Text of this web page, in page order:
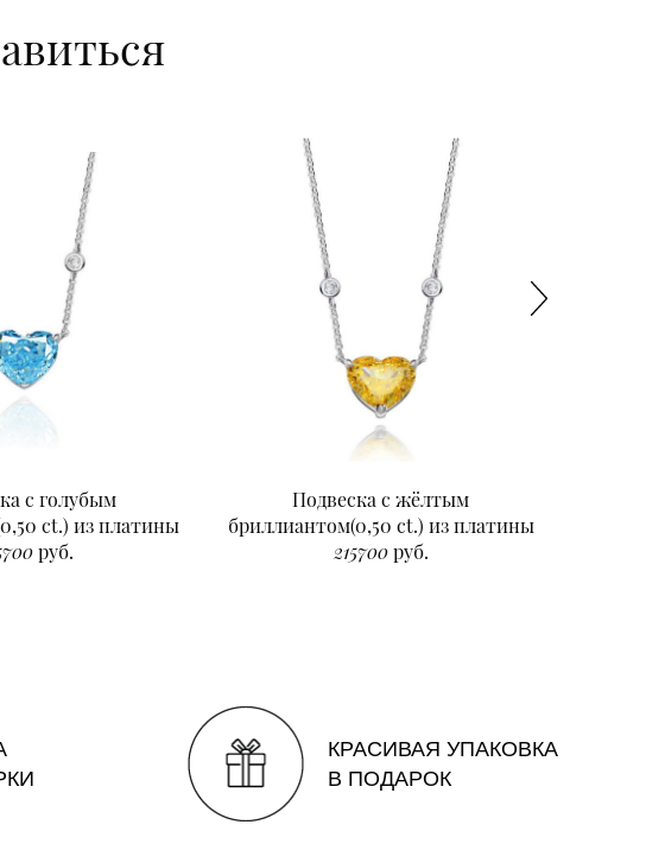
с голубым
ct.) из платины
руб.
Подвеска с жёлтым
бриллиантом(0,50 ct.) из платины
215700руб.
КРАСИВАЯ УПАКОВКА
В ПОДАРОК